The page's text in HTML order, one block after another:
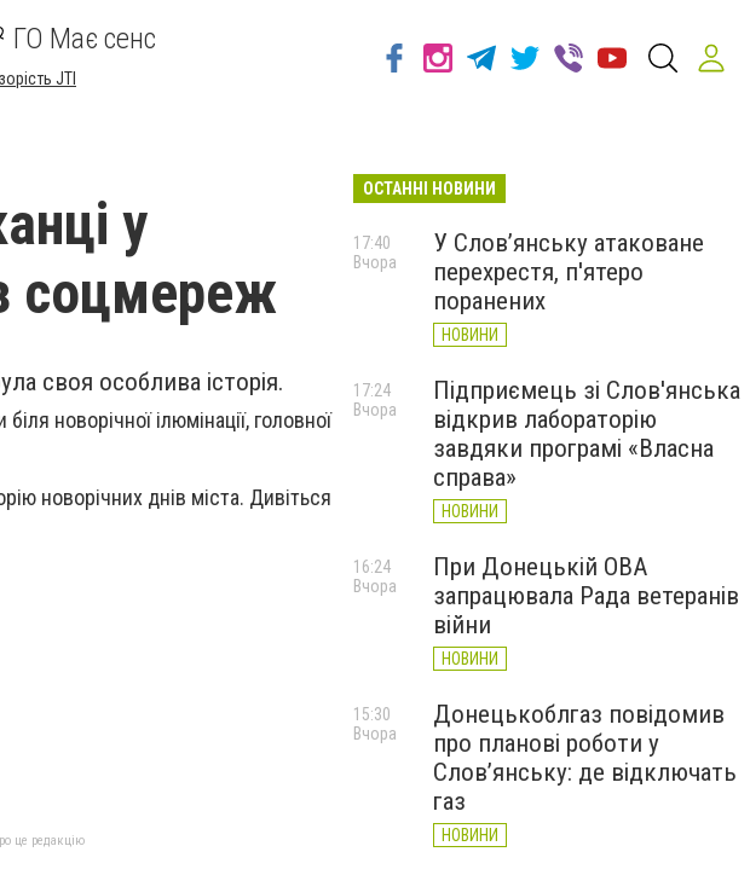
ГО Має сенс
JTI
у
соцмереж
своя особлива історія.
новорічної ілюмінації, головної
новорічних днів міста. Дивіться
це редакцію
ОСТАННІ НОВИНИ
У Слов’янську атаковане
перехрестя, п'ятеро
поранених
НОВИНИ
17:40
Вчора
Підприємець зі Слов'янська
відкрив лабораторію
завдяки програмі «Власна
справа»
НОВИНИ
17:24
Вчора
При Донецькій ОВА
запрацювала Рада ветеранів
війни
НОВИНИ
16:24
Вчора
Донецькоблгаз повідомив
про планові роботи у
Слов’янську: де відключать
газ
НОВИНИ
15:30
Вчора